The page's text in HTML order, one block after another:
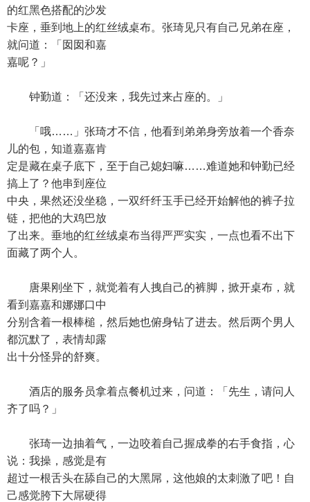
的红黑色搭配的沙发
卡座，垂到地上的红丝绒桌布。张琦见只有自己兄弟在座，
就问道：「囡囡和嘉
嘉呢？」
钟勤道：「还没来，我先过来占座的。」
「哦……」张琦才不信，他看到弟弟身旁放着一个香奈
儿的包，知道嘉嘉肯
定是藏在桌子底下，至于自己媳妇嘛……难道她和钟勤已经
搞上了？他串到座位
中央，果然还没坐稳，一双纤纤玉手已经开始解他的裤子拉
链，把他的大鸡巴放
了出来。垂地的红丝绒桌布当得严严实实，一点也看不出下
面藏了两个人。
唐果刚坐下，就觉着有人拽自己的裤脚，掀开桌布，就
看到嘉嘉和娜娜口中
分别含着一根棒槌，然后她也俯身钻了进去。然后两个男人
都沉默了，表情却露
出十分怪异的舒爽。
酒店的服务员拿着点餐机过来，问道：「先生，请问人
齐了吗？」
张琦一边抽着气，一边咬着自己握成拳的右手食指，心
说：我操，感觉是有
超过一根舌头在舔自己的大黑屌，这他娘的太刺激了吧！自
己感觉胯下大屌硬得